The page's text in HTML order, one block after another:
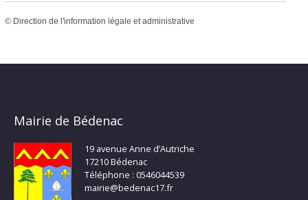
© Direction de l'information légale et administrative
Mairie de Bédenac
19 avenue Anne d’Autriche
17210 Bédenac
Téléphone : 0546044539
mairie@bedenac17.fr